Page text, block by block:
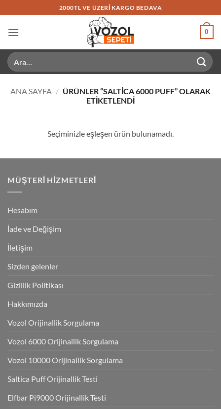
atla
2000TL VE ÜZERI KARGO BEDAVA
0
Ara:
ANA SAYFA / ÜRÜNLER “SALTICA 6000 PUFF” OLARAK
ETIKETLENDI
Seçiminizle eşleşen ürün bulunamadı.
MÜŞTERI HIZMETLERI
Hesabım
İade ve Değişim
İletişim
Sizden gelenler
Gizlilik Politikası
Hakkımızda
Vozol Orijinallik Sorgulama
Vozol 6000 Orijinallik Sorgulama
Vozol 10000 Orijinallik Sorgulama
Saltica Puff Orijinallik Testi
Elfbar Pi9000 Orijinallik Testi